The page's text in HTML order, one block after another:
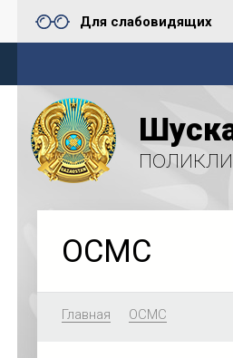
Для слабовидящих
ОСМС
Главная ОСМС